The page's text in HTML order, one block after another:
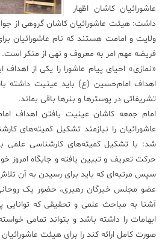
علم
فناوری
عکس
پادکست
فرهنگی
و
هنری
عاشورائیان کاشان اظهار
داشت: هیئت عاشورائیان کاشان گروهی از
ولایت و امامت هستند که نام عاشورائیان
فریضه مهم امر به معروف و نهی از منکر است.
«نمازی» احیای پیام عاشورا را یکی از
اهداف امام‌حسین (ع) باید عینیت داشته
تشریفاتی در پوستر‌ها و بنر‌ها باقی بماند.
امام جمعه کاشان عینیت یافتن اهداف
عاشورائیان را نیازمند تشکیل کمیته‌های
شد: با تشکیل کمیته‌های کار‌شناسی علمی
حرکت تعریف و تبیین یافته و جایگاه امروز
سپس مرتبه‌ای که باید برای رسیدن به آن
عضو مجلس خبرگان رهبری، حضور یک روحانی
آشنا به مباحث علمی و تحقیقی که توانایی
ابهامات را داشته باشد و بتواند تمامی
صورت کامل ارائه کند را برای هیئت